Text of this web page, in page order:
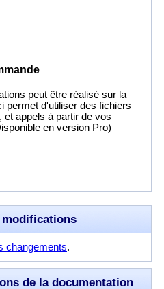
peut être réalisé sur la
permet d'utiliser des fichiers
appels à partir de vos
en version Pro)
modifications
changements.
de la documentation